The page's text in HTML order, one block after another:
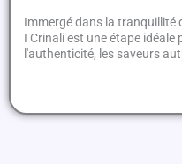
Immergé dans la tranquillité
I Crinali est une étape idéale
l'authenticité, les saveurs